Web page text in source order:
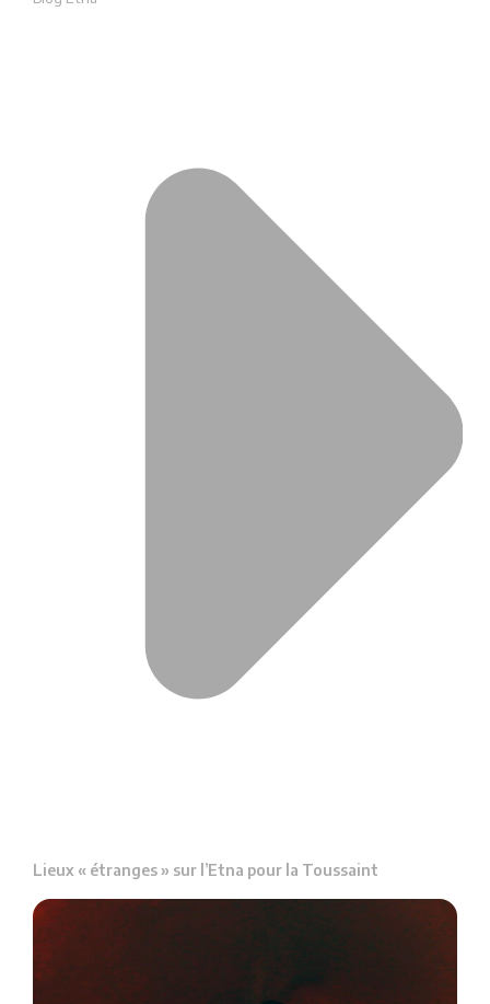
Lieux « étranges » sur l’Etna pour la Toussaint